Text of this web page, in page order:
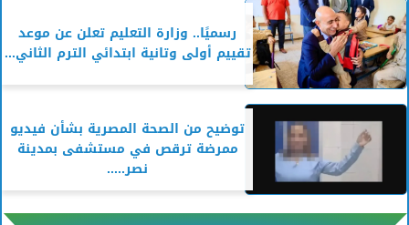
رسميًا.. وزارة التعليم تعلن عن موعد
تقييم أولى وتانية ابتدائي الترم الثاني...
توضيح من الصحة المصرية بشأن فيديو
ممرضة ترقص في مستشفى بمدينة
نصر.....